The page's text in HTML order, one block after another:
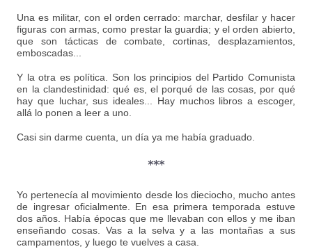
Una es militar, con el orden cerrado: marchar, desfilar y hacer
figuras con armas, como prestar la guardia; y el orden abierto,
que son tácticas de combate, cortinas, desplazamientos,
emboscadas...
Y la otra es política. Son los principios del Partido Comunista
en la clandestinidad: qué es, el porqué de las cosas, por qué
hay que luchar, sus ideales... Hay muchos libros a escoger,
allá lo ponen a leer a uno.
Casi sin darme cuenta, un día ya me había graduado.
***
Yo pertenecía al movimiento desde los dieciocho, mucho antes
de ingresar oficialmente. En esa primera temporada estuve
dos años. Había épocas que me llevaban con ellos y me iban
enseñando cosas. Vas a la selva y a las montañas a sus
campamentos, y luego te vuelves a casa.